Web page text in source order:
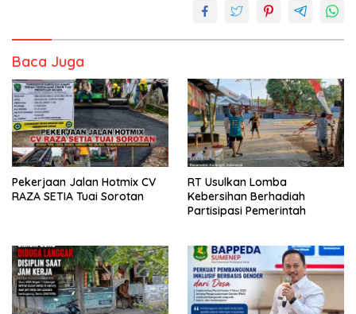
Baca Juga
Pekerjaan Jalan Hotmix CV
RAZA SETIA Tuai Sorotan
RT Usulkan Lomba
Kebersihan Berhadiah
Partisipasi Pemerintah